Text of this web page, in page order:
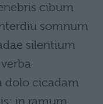
cibum
somnum
silentium
dolo cicadam